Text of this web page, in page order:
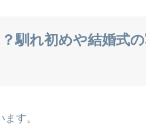
馴れ初めや結婚式
す。